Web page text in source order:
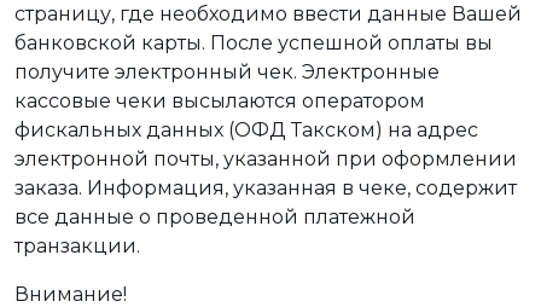
страницу, где необходимо ввести данные Вашей
банковской карты. После успешной оплаты вы
получите электронный чек. Электронные
кассовые чеки высылаются оператором
фискальных данных (ОФД Такском) на адрес
электронной почты, указанной при оформлении
заказа. Информация, указанная в чеке, содержит
все данные о проведенной платежной
транзакции.
Внимание!